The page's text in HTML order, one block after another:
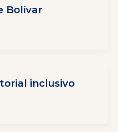
Bolívar
inclusivo